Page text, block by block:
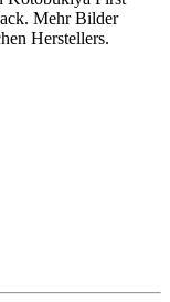
Mehr Bilder
Herstellers.